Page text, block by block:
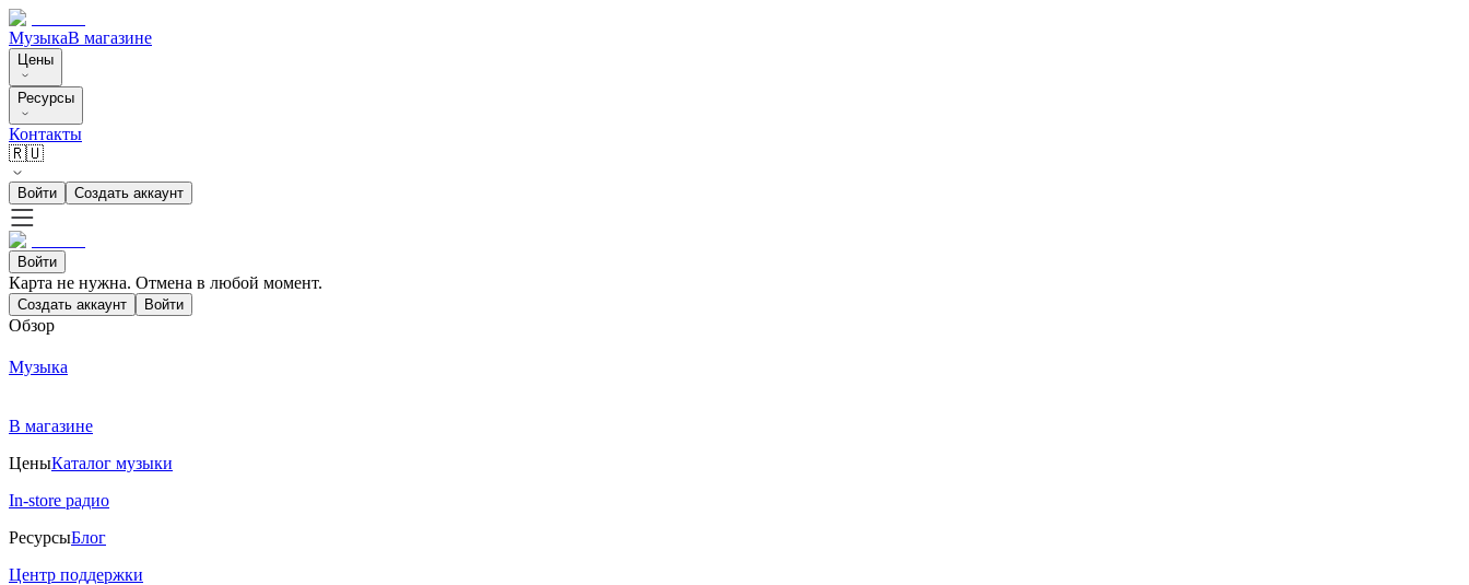
МузыкаВ магазине
Цены
Ресурсы
Контакты
🇷🇺
Войти Создать аккаунт
Войти
Карта не нужна. Отмена в любой момент.
Создать аккаунт Войти
Обзор
Музыка
В магазине
ЦеныКаталог музыки
In-store радио
РесурсыБлог
Центр поддержки